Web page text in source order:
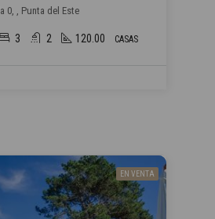
0, , Punta del Este
3 2 120.00 CASAS
EN VENTA